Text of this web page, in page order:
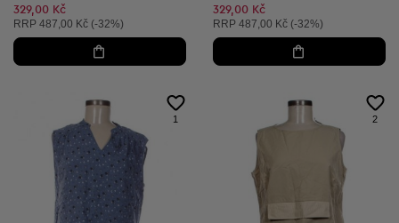
329,00 Kč
Doporučená cena:
RRP 487,00 Kč (-32%)
329,00 Kč
Doporučená cena:
RRP 487,00 Kč (-32%)
1 2